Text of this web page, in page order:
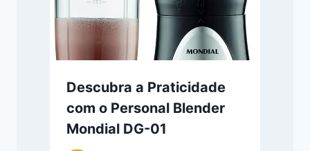
Descubra a Praticidade
com o Personal Blender
Mondial DG-01